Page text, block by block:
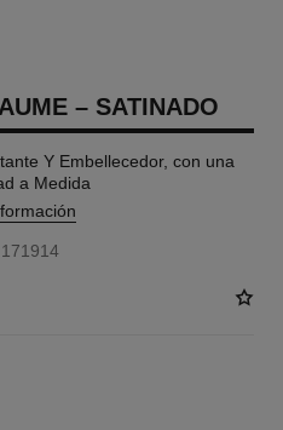
– SATINADO
Y Embellecedor, con una
a Medida